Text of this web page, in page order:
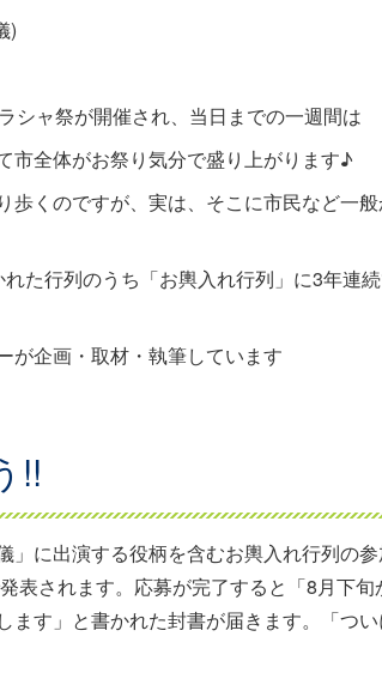
)
シャ祭が開催され、当日までの一週間は
市全体がお祭り気分で盛り上がります♪
歩くのですが、実は、そこに市民など一
た行列のうち「お輿入れ行列」に3年連
が企画・取材・執筆しています
!!
」に出演する役柄を含むお輿入れ行列の
表されます。応募が完了すると「8月下
ます」と書かれた封書が届きます。「つい